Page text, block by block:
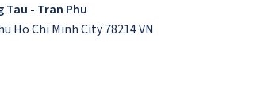
Tau - Tran Phu
Ho Chi Minh City 78214 VN